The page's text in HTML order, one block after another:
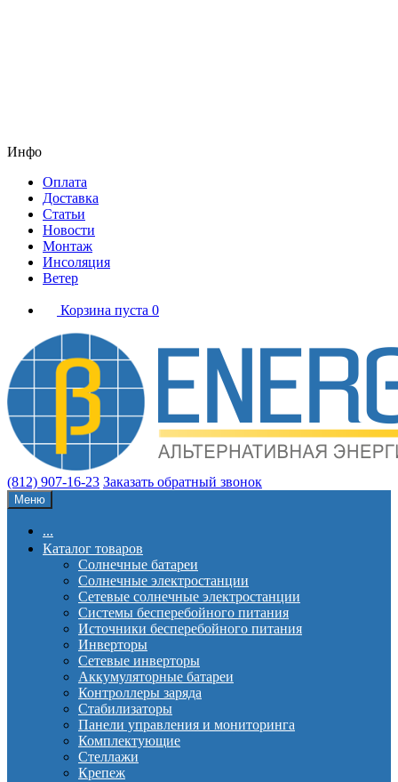
Инфо
Оплата
Доставка
Статьи
Новости
Монтаж
Инсоляция
Ветер
Корзина пуста 0
(812) 907-16-23 Заказать обратный звонок
Меню
...
Каталог товаров
Солнечные батареи
Солнечные электростанции
Сетевые солнечные электростанции
Системы бесперебойного питания
Источники бесперебойного питания
Инверторы
Сетевые инверторы
Аккумуляторные батареи
Контроллеры заряда
Стабилизаторы
Панели управления и мониторинга
Комплектующие
Стеллажи
Крепеж